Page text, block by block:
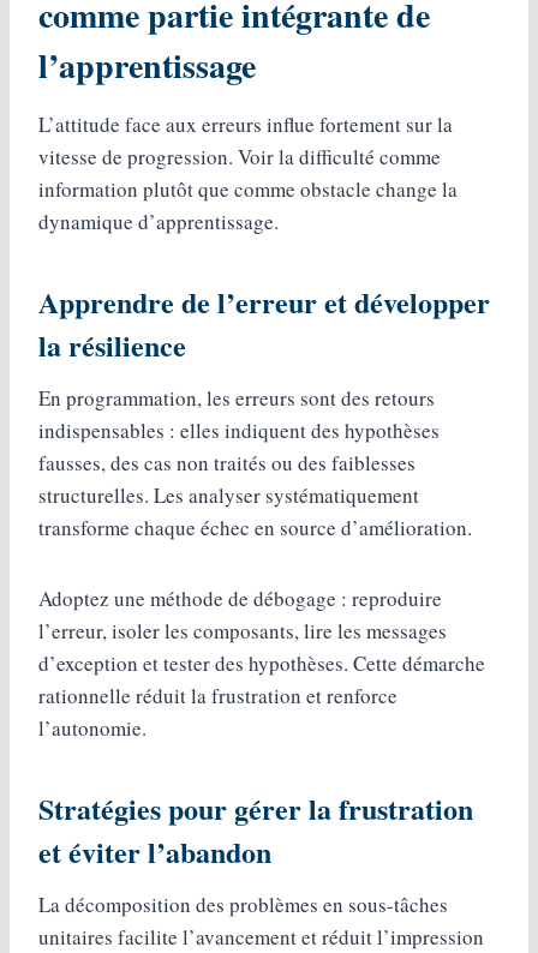
comme partie intégrante de
l’apprentissage
L’attitude face aux erreurs influe fortement sur la
vitesse de progression. Voir la difficulté comme
information plutôt que comme obstacle change la
dynamique d’apprentissage.
Apprendre de l’erreur et développer
la résilience
En programmation, les erreurs sont des retours
indispensables : elles indiquent des hypothèses
fausses, des cas non traités ou des faiblesses
structurelles. Les analyser systématiquement
transforme chaque échec en source d’amélioration.
Adoptez une méthode de débogage : reproduire
l’erreur, isoler les composants, lire les messages
d’exception et tester des hypothèses. Cette démarche
rationnelle réduit la frustration et renforce
l’autonomie.
Stratégies pour gérer la frustration
et éviter l’abandon
La décomposition des problèmes en sous-tâches
unitaires facilite l’avancement et réduit l’impression